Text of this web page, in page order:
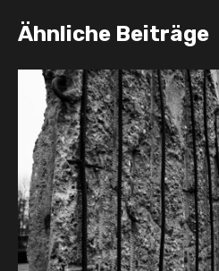
Ähnliche Beiträge